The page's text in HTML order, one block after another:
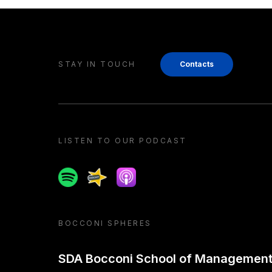
STAY IN TOUCH Contacts
LISTEN TO OUR PODCAST
SpotifySpreakerApple podcast
BOCCONI SPHERES
SDA Bocconi School of Management